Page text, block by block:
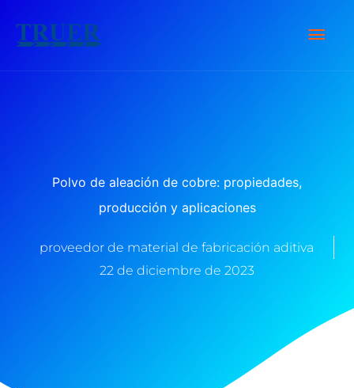
Polvo de aleación de cobre: propiedades,
producción y aplicaciones
proveedor de material de fabricación aditiva
22 de diciembre de 2023